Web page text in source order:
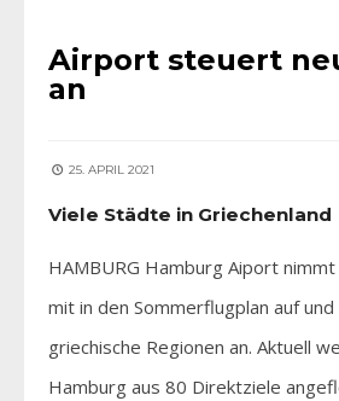
Airport steuert
an
25. APRIL 2021
Viele Städte in Griechenland
HAMBURG Hamburg Aiport
mit in den Sommerflugplan auf
griechische Regionen an. Aktuell
Hamburg aus 80 Direktziele